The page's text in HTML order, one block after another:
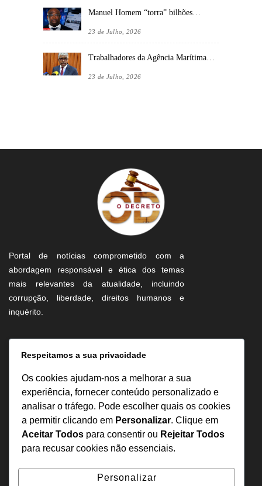
Manuel Homem “torra” bilhões…
23 de Julho, 2026
Trabalhadores da Agência Marítima…
23 de Julho, 2026
Portal de notícias comprometido com a
abordagem responsável e ética dos temas
mais relevantes da atualidade, incluindo
corrupção, liberdade, direitos humanos e
inquérito.
Informação
Sobre Nós
Estatuto Editorial
Inquérito
Denuncia
Política de Privacidade
Contactos
Respeitamos a sua privacidade
Os cookies ajudam-nos a melhorar a sua
experiência, fornecer conteúdo personalizado e
analisar o tráfego. Pode escolher quais os cookies
a permitir clicando em Personalizar. Clique em
Aceitar Todos para consentir ou Rejeitar Todos
para recusar cookies não essenciais.
Personalizar